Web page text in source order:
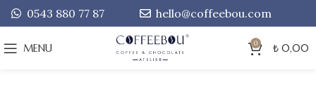
0543 880 77 87 hello@coffeebou.com
MENU 0 ₺ 0,00